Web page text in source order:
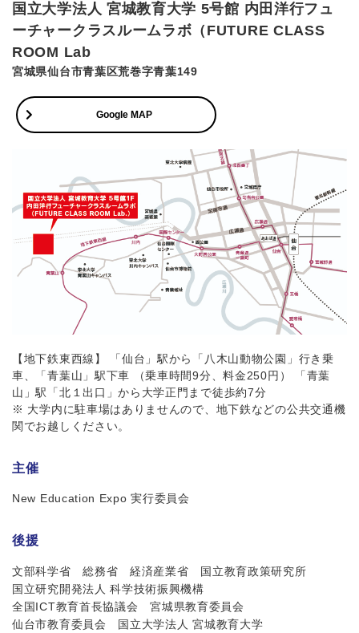
国立大学法人 宮城教育大学 5号館 内田洋行フュ
ーチャークラスルームラボ（FUTURE CLASS
ROOM Lab
宮城県仙台市青葉区荒巻字青葉149
Google MAP
【地下鉄東西線】 「仙台」駅から「八木山動物公園」行き乗
車、「青葉山」駅下車 （乗車時間9分、料金250円） 「青葉
山」駅「北１出口」から大学正門まで徒歩約7分
※ 大学内に駐車場はありませんので、地下鉄などの公共交通機
関でお越しください。
主催
New Education Expo 実行委員会
後援
文部科学省総務省経済産業省
国立教育政策研究所
国立研究開発法人 科学技術振興機構
全国ICT教育首長協議会宮城県教育委員会
仙台市教育委員会
国立大学法人 宮城教育大学